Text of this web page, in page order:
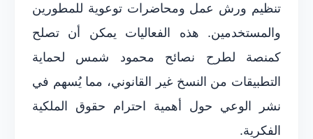
تنظيم ورش عمل ومحاضرات توعوية للمطورين
والمستخدمين. هذه الفعاليات يمكن أن تصلح
كمنصة لطرح نصائح محمود شمس لحماية
التطبيقات من النسخ غير القانوني، مما يُسهم في
نشر الوعي حول أهمية احترام حقوق الملكية
الفكرية.